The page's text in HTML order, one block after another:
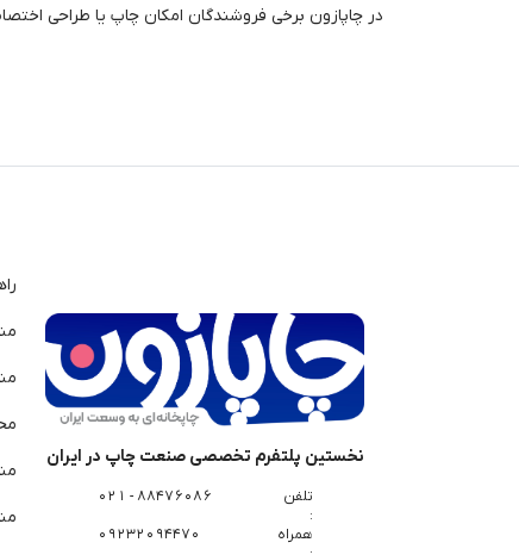
در چاپازون برخی فروشندگان امکان چاپ یا طراحی
نخستین پلتفرم تخصصی صنعت چاپ در ایران
تلفن
:
88476086 - 021
همراه
09232094470